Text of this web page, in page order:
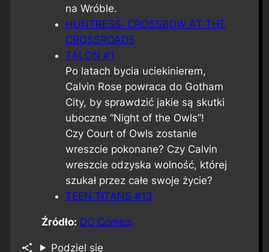
na Wróble.
HUNTRESS: CROSSBOW AT THE
CROSSROADS
TALON #1
Po latach bycia uciekinierem,
Calvin Rose powraca do Gotham
City, by sprawdzić jakie są skutki
uboczne “Night of the Owls”!
Czy Court of Owls zostanie
wreszcie pokonane? Czy Calvin
wreszcie odzyska wolność, której
szukał przez całe swoje życie?
TEEN TITANS #13
Źródło: DC Comics
Podziel się